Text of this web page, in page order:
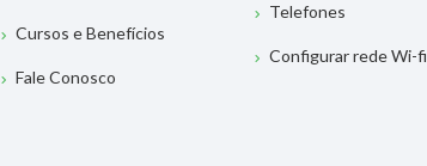
Cursos e Benefícios
Fale Conosco
Telefones
Configurar rede Wi-fi